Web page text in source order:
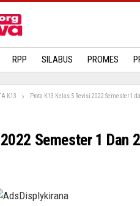
RPP SILABUS PROMES
K13 Prota K13 Kelas 5 Revisi 2022 Semester 1
Semester 1 Dan 2